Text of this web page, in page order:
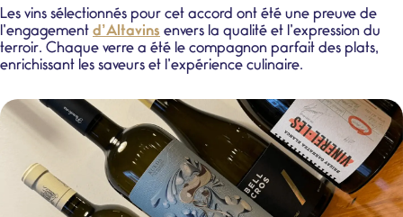
Les vins sélectionnés pour cet accord ont été une preuve de
l’engagement d’Altavins envers la qualité et l’expression du
terroir. Chaque verre a été le compagnon parfait des plats,
enrichissant les saveurs et l’expérience culinaire.